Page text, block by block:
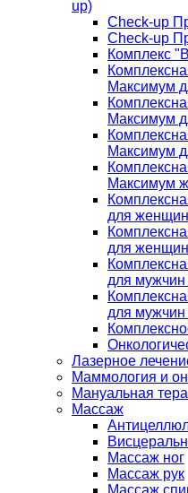
up)
Check-up
Check-up
Комплекс
Максимум
Максимум
Максимум
Максимум
для
для
для мужчин
для мужчин
Лазерное
Маммология и
Мануальная
Массаж
Массаж ног
Массаж рук